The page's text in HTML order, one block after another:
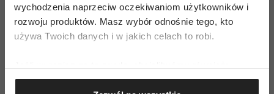
wychodzenia naprzeciw oczekiwaniom użytkowników i
rozwoju produktów. Masz wybór odnośnie tego, kto
używa Twoich danych i w jakich celach to robi.
Gromadzić dane dotyczące Twojej lokalizacji
że największa wina leży po stronie jej męża.
Gdyby o nią dbał, nie musiałaby go zdradzać.
A teraz załóżmy, że to mężczyzna ma kochankę.
kobiety, tylko jego, bo nie panuje nad swoim